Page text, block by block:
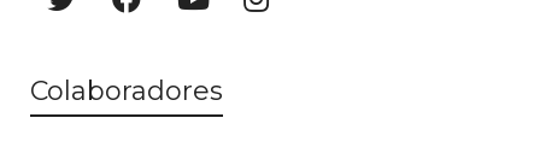
Colaboradores